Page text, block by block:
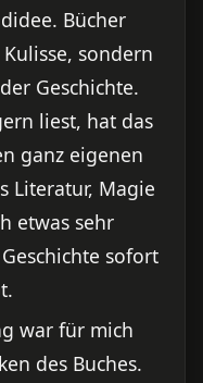
Bücher
sondern
Geschichte.
liest, hat das
ganz eigenen
Literatur, Magie
etwas sehr
sofort
war für mich
des Buches.